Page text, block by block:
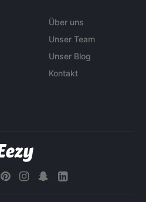
Über uns
Unser Team
Unser Blog
Kontakt